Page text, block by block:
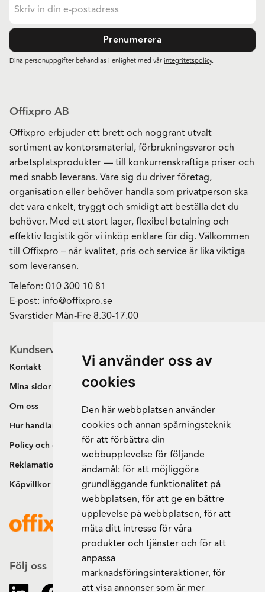
Vi använder oss av
cookies
Den här webbplatsen använder
cookies och annan spårningsteknik
för att förbättra din
webbupplevelse för följande
ändamål: för att möjliggöra
grundläggande funktionalitet på
webbplatsen,för att ge en bättre
upplevelse på webbplatsen,för att
mäta ditt intresse för våra
produkter och tjänster och för att
anpassa
marknadsföringsinteraktioner,för
att visa annonser som är mer
Prenumerera
Dina personuppgifter behandlas i enlighet med vårintegritetspolicy.
Offixpro AB
Offixpro erbjuder ett brett och noggrant utvalt
sortiment av kontorsmaterial, förbrukningsvaror och
arbetsplatsprodukter — till konkurrenskraftiga priser och
med snabb leverans. Vare sig du driver företag,
organisation eller behöver handla som privatperson ska
det vara enkelt, tryggt och smidigt att beställa det du
behöver. Med ett stort lager, flexibel betalning och
effektiv logistik gör vi inköp enklare för dig. Välkommen
till Offixpro – när kvalitet, pris och service är lika viktiga
som leveransen.
Telefon: 010 300 10 81
E-post: info@offixpro.se
Svarstider Mån-Fre 8.30-17.00
Kundservice
Kontakt
Mina sidor
Om oss
Hur handlar jag?
Policy och cookies
Reklamation och retur
Köpvillkor
Följ oss